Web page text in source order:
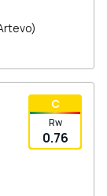
C
Rw
0.76